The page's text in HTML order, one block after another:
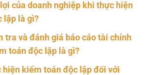
của doanh nghiệp khi thực hiện
lập là gì?
tra và đánh giá báo cáo tài chính
toán độc lập là gì?
hiện kiểm toán độc lập đối với